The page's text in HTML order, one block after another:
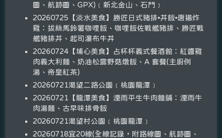
圖、航跡圖、GPX)﹝新北金山、石門﹞
20260725【淡水美食】勝匠日式豬排•丼飯•唐揚炸
雞：拔絲馬鈴薯咖哩飯、咖哩飯佐戰艦豬排、勝匠戰
艦豬排丼、起司瀑布牛丼
20260724【埔心美食】占杯杯義式餐酒館：紅醬雞
肉義大利麵、奶油松露野菇燉飯、A 套餐(主廚例
湯、帝皇紅茶)
20260721渴望二路公園﹝桃園龍潭﹞
20260721【龍潭美食】湮雨平生牛肉麵舖：湮雨牛
肉湯麵、古早味排骨飯
20260721渴望村公園﹝桃園龍潭﹞
20260718宜20線(全線記錄，附路線圖、航跡圖、